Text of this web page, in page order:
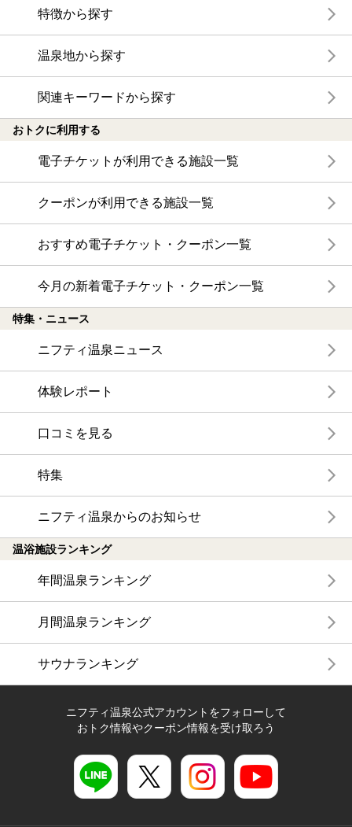
特徴から探す
温泉地から探す
関連キーワードから探す
おトクに利用する
電子チケットが利用できる施設一覧
クーポンが利用できる施設一覧
おすすめ電子チケット・クーポン一覧
今月の新着電子チケット・クーポン一覧
特集・ニュース
ニフティ温泉ニュース
体験レポート
口コミを見る
特集
ニフティ温泉からのお知らせ
温浴施設ランキング
年間温泉ランキング
月間温泉ランキング
サウナランキング
ニフティ温泉公式アカウントをフォローして
おトク情報やクーポン情報を受け取ろう